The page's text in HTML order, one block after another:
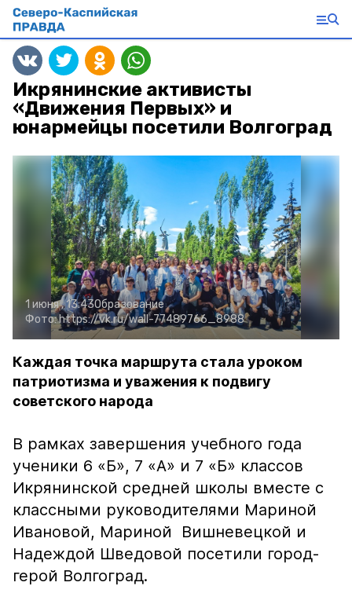
Икрянинские активисты
«Движения Первых» и
юнармейцы посетили Волгоград
1 июня , 13:43Образование
Фото:https://vk.ru/wall-77489766_8988
Каждая точка маршрута стала уроком
патриотизма и уважения к подвигу
советского народа
В рамках завершения учебного года
ученики 6 «Б», 7 «А» и 7 «Б» классов
Икрянинской средней школы вместе с
классными руководителями Мариной
Ивановой, Мариной Вишневецкой и
Надеждой Шведовой посетили город-
герой Волгоград.